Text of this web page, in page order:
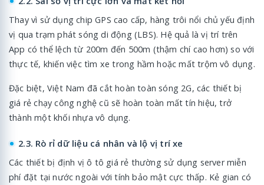
Thay vì sử dụng chip GPS cao cấp, hàng trôi nổi chủ yếu định
vị qua trạm phát sóng di động (LBS). Hệ quả là vị trí trên
App có thể lệch từ 200m đến 500m (thậm chí cao hơn) so với
thực tế, khiến việc tìm xe trong hầm hoặc mất trộm vô dụng.
Đặc biệt, Việt Nam đã cắt hoàn toàn sóng 2G, các thiết bị
giá rẻ chạy công nghệ cũ sẽ hoàn toàn mất tín hiệu, trở
thành một khối nhựa vô dụng.
2.3. Rò rỉ dữ liệu cá nhân và lộ vị trí xe
Các thiết bị định vị ô tô giá rẻ thường sử dụng server miễn
phí đặt tại nước ngoài với tính bảo mật cực thấp. Kẻ gian có